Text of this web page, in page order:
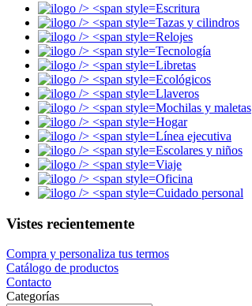
Escritura
Tazas y cilindros
Relojes
Tecnología
Libretas
Ecológicos
Llaveros
Mochilas y maletas
Hogar
Línea ejecutiva
Escolares y niños
Viaje
Oficina
Cuidado personal
Vistes recientemente
Compra y personaliza tus termos
Catálogo de productos
Contacto
Categorías